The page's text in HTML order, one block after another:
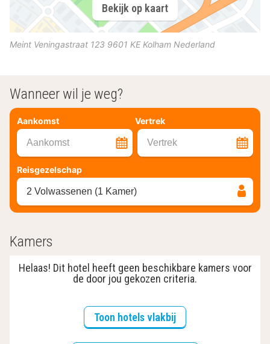
Bekijk op kaart
Meint Veningastraat 123 9601 KE Kolham Nederland
Wanneer wil je weg?
Aankomst Vertrek
Aankomst Vertrek
Reisgezelschap
2 Volwassenen (1 Kamer)
Kamers
Helaas! Dit hotel heeft geen beschikbare kamers voor
de door jou gekozen criteria.
Toon hotels vlakbij